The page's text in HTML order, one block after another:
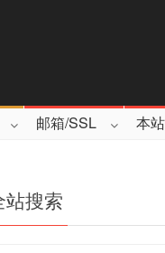
邮箱/SSL 本
站搜索